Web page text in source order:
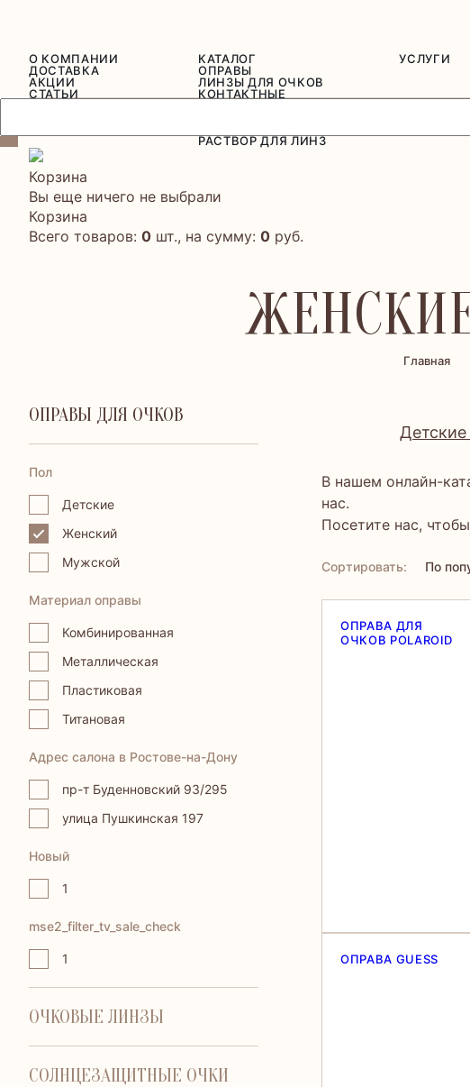
О КОМПАНИИ
ДОСТАВКА
АКЦИИ
СТАТЬИ
КАТАЛОГ
ОПРАВЫ
ЛИНЗЫ ДЛЯ ОЧКОВ
КОНТАКТНЫЕ
РАСТВОР ДЛЯ ЛИНЗ
УСЛУГИ
Корзина
Вы еще ничего не выбрали
Корзина
Всего товаров: 0 шт., на сумму: 0 руб.
Главная
ОПРАВЫ ДЛЯ ОЧКОВ
Пол
Детские
Женский
Мужской
Материал оправы
Комбинированная
Металлическая
Пластиковая
Титановая
Адрес салона в Ростове-на-Дону
пр-т Буденновский 93/295
улица Пушкинская 197
Новый
1
mse2_filter_tv_sale_check
1
ОЧКОВЫЕ ЛИНЗЫ
СОЛНЦЕЗАЩИТНЫЕ ОЧКИ
В нашем онлайн-
нас.
Посетите нас,
Сортировать: По
ОПРАВА ДЛЯ
ОЧКОВ POLAROID
ОПРАВА GUESS